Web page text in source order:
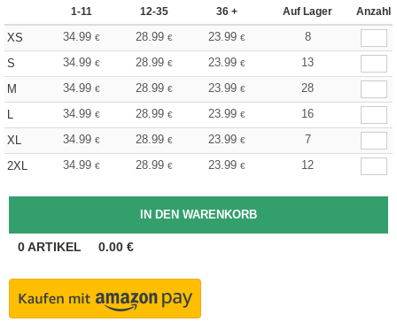
1-11 12-35 36 + Auf Lager Anzahl
XS 34.99 € 28.99 € 23.99 €
8
S
34.99 € 28.99 € 23.99 €
13
M
34.99 € 28.99 € 23.99 €
28
L
34.99 € 28.99 € 23.99 €
16
XL
34.99 € 28.99 € 23.99 €
7
2XL
34.99 € 28.99 € 23.99 € 12
0ARTIKEL 0.00 €